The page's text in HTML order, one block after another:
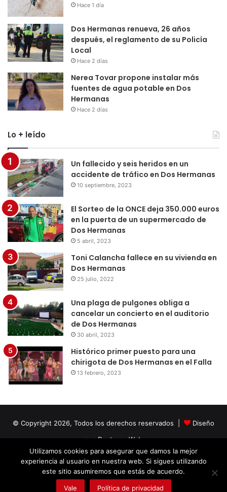
Hace 1 día
Dos Hermanas renueva, 26 años
después, el reglamento de su Policía
Local
Hace 2 días
Nerea Tovar propone instalar más
fuentes de agua potable en Dos
Hermanas
Hace 2 días
Lo + leído
Un fallecido y seis heridos en un
accidente de tráfico en Dos Hermanas
10 septiembre, 2023
El Sorteo de la ONCE deja 350.000 euros
en la puerta de un supermercado de
Dos Hermanas
5 abril, 2023
Toni Calancha fallece en su vivienda en
Dos Hermanas
25 julio, 2022
Una plaga de pulgones obliga a
cancelar un concierto en el auditorio
de Dos Hermanas
30 abril, 2023
Histórico primer puesto para una
chirigota de Dos Hermanas en el Falla
13 febrero, 2023
© Copyright 2026, Todos los derechos reservados |
Diseño
por Doctores Web
Facebook
TwitterLinkedInYouTubeInstagram
Utilizamos cookies para asegurar que damos la mejor
experiencia al usuario en nuestra web. Si sigues utilizando
este sitio asumiremos que estás de acuerdo.
Vale Política de privacidad